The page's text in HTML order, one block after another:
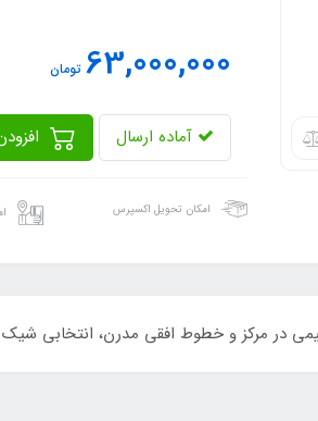
63,000,000تومان
آماده ارسال
امکان تحویل اکسپرس